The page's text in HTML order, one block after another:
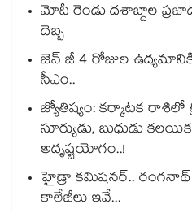
మోదీ రెండు దశాబ్దాల
దెబ్బ
జెన్ జీ 4 రోజుల
సీఎం..
జ్యోతిష్యం: కర్కాటక రాశిలో
సూర్యుడు, బుధుడు
అదృష్టయోగం..!
హైడ్రా కమిషనర్.. రంగనాథ్
కాలేజీలు ఇవే...